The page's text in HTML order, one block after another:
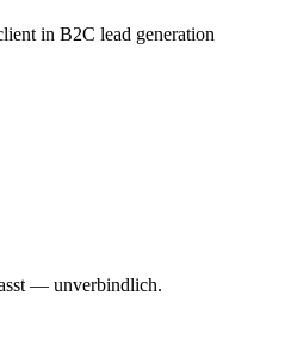
in B2C lead generation
— unverbindlich.